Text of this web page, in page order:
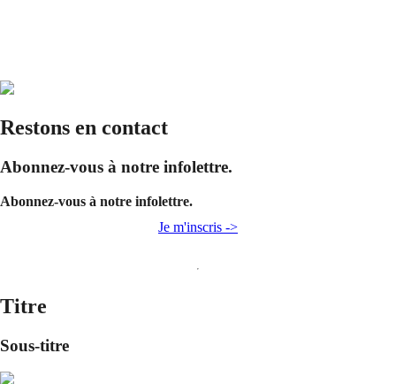
Restons en contact
Abonnez-vous à notre infolettre.
Abonnez-vous à notre infolettre.
Je m'inscris ->
Titre
Sous-titre